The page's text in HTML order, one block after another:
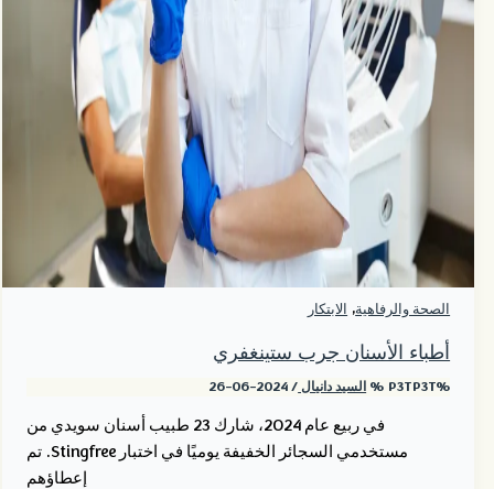
الصحة والرفاهية,الابتكار
أطباء الأسنان جرب ستينغفري
%P3TP3T % السيد دانيال/
2024-06-26
في ربيع عام 2024، شارك 23 طبيب أسنان سويدي من
مستخدمي السجائر الخفيفة يوميًا في اختبار Stingfree. تم
إعطاؤهم